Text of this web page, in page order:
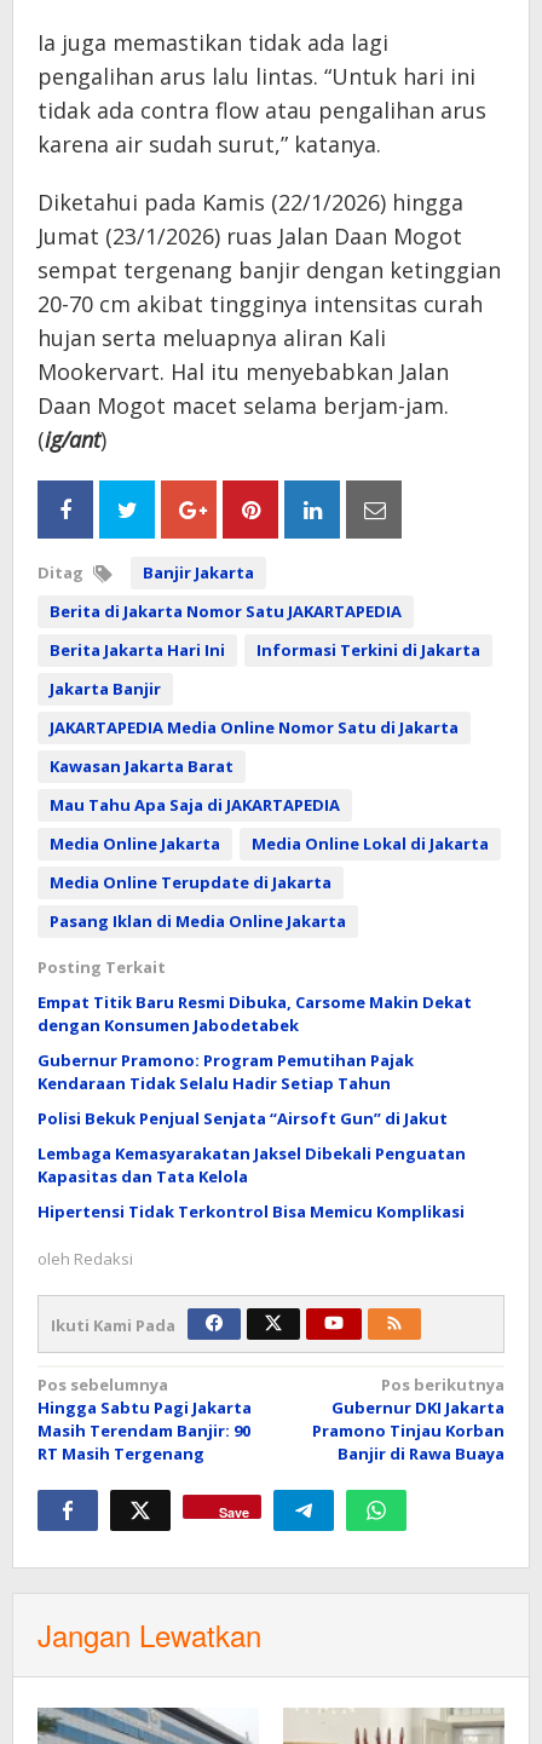
Ia juga memastikan tidak ada lagi
pengalihan arus lalu lintas. “Untuk hari ini
tidak ada contra flow atau pengalihan arus
karena air sudah surut,” katanya.
Diketahui pada Kamis (22/1/2026) hingga
Jumat (23/1/2026) ruas Jalan Daan Mogot
sempat tergenang banjir dengan ketinggian
20-70 cm akibat tingginya intensitas curah
hujan serta meluapnya aliran Kali
Mookervart. Hal itu menyebabkan Jalan
Daan Mogot macet selama berjam-jam.
(ig/ant)
Ditag
Banjir Jakarta
Berita di Jakarta Nomor Satu JAKARTAPEDIA
Berita Jakarta Hari Ini
Informasi Terkini di Jakarta
Jakarta Banjir
JAKARTAPEDIA Media Online Nomor Satu di Jakarta
Kawasan Jakarta Barat
Mau Tahu Apa Saja di JAKARTAPEDIA
Media Online Jakarta
Media Online Lokal di Jakarta
Media Online Terupdate di Jakarta
Pasang Iklan di Media Online Jakarta
Posting Terkait
Empat Titik Baru Resmi Dibuka, Carsome Makin Dekat
dengan Konsumen Jabodetabek
Gubernur Pramono: Program Pemutihan Pajak
Kendaraan Tidak Selalu Hadir Setiap Tahun
Polisi Bekuk Penjual Senjata “Airsoft Gun” di Jakut
Lembaga Kemasyarakatan Jaksel Dibekali Penguatan
Kapasitas dan Tata Kelola
Hipertensi Tidak Terkontrol Bisa Memicu Komplikasi
oleh Redaksi
Ikuti Kami Pada
Navigasi
pos
Pos sebelumnya
Hingga Sabtu Pagi Jakarta
Masih Terendam Banjir: 90
RT Masih Tergenang
Pos berikutnya
Gubernur DKI Jakarta
Pramono Tinjau Korban
Banjir di Rawa Buaya
Save
Jangan Lewatkan